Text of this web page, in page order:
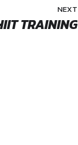
NEXT
TRAINING